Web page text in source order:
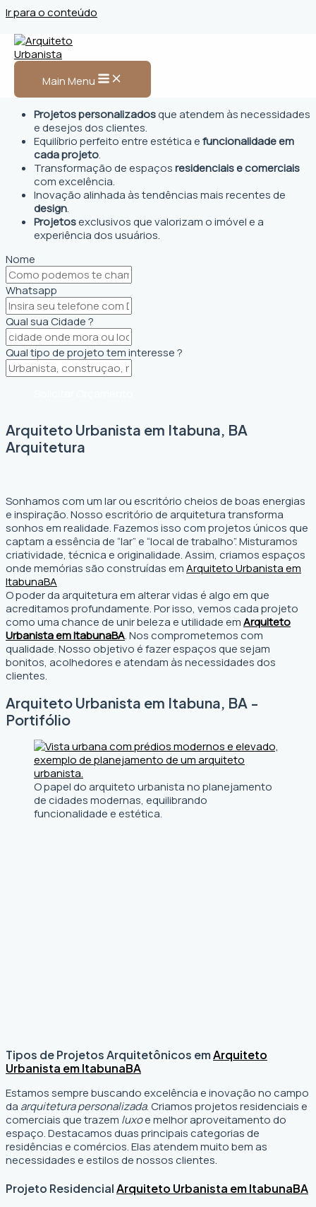
Ir para o conteúdo
Main Menu
Arquiteto Urbanista em
Itabuna, BA
Projetos personalizadosque atendem às necessidades
e desejos dos clientes.
Equilíbrio perfeito entre estética efuncionalidade em
cada projeto.
Transformação de espaçosresidenciais e comerciais
com excelência.
Inovação alinhada às tendências mais recentes de
design.
Projetosexclusivos que valorizam o imóvel e a
experiência dos usuários.
Nome
Whatsapp
Qual sua Cidade ?
Qual tipo de projeto tem interesse ?
Arquiteto Urbanista em Itabuna, BA
Arquitetura
Sonhamos com um lar ou escritório cheios de boas energias
e inspiração. Nosso escritório de arquitetura transforma
sonhos em realidade. Fazemos isso com projetos únicos que
captam a essência de “lar” e “local de trabalho”. Misturamos
criatividade, técnica e originalidade. Assim, criamos espaços
onde memórias são construídas emArquiteto Urbanista em
ItabunaBA
O poder da arquitetura em alterar vidas é algo em que
acreditamos profundamente. Por isso, vemos cada projeto
como uma chance de unir beleza e utilidade emArquiteto
Urbanista em ItabunaBA. Nos comprometemos com
qualidade. Nosso objetivo é fazer espaços que sejam
bonitos, acolhedores e atendam às necessidades dos
clientes.
Arquiteto Urbanista em Itabuna, BA -
Portifólio
O papel do arquiteto urbanista no planejamento
de cidades modernas, equilibrando
funcionalidade e estética.
Tipos de Projetos Arquitetônicos emArquiteto
Urbanista em ItabunaBA
Estamos sempre buscando excelência e inovação no campo
da arquitetura personalizada. Criamos projetos residenciais e
comerciais que trazem luxoe melhor aproveitamento do
espaço. Destacamos duas principais categorias de
residências e comércios. Elas atendem muito bem as
necessidades e estilos de nossos clientes.
Projeto ResidencialArquiteto Urbanista em ItabunaBA